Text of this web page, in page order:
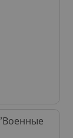
Военные